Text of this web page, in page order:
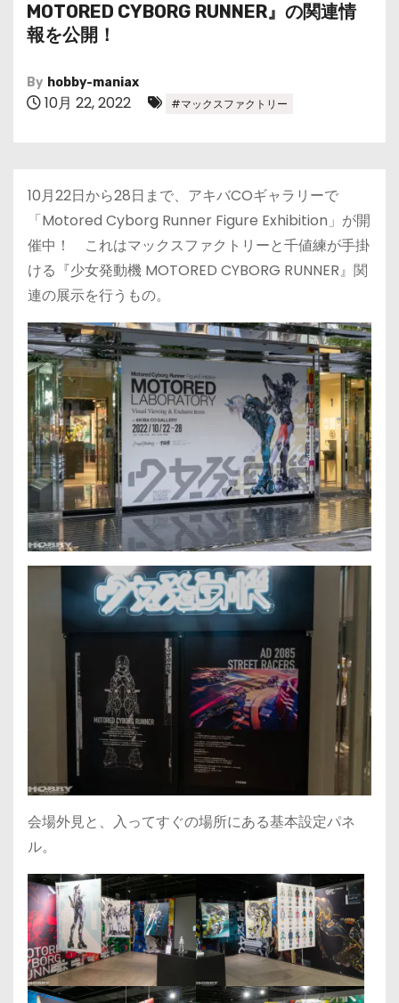
MOTORED CYBORG RUNNER』の関連情
報を公開！
By hobby-maniax
10月 22, 2022 #マックスファクトリー
10月22日から28日まで、アキバCOギャラリーで
「Motored Cyborg Runner Figure Exhibition」が開
催中！ これはマックスファクトリーと千値練が手掛
ける『少女発動機 MOTORED CYBORG RUNNER』関
連の展示を行うもの。
会場外見と、入ってすぐの場所にある基本設定パネ
ル。